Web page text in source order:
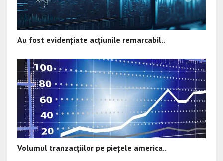
Au fost evidențiate acțiunile remarcabil..
Volumul tranzacțiilor pe piețele america..